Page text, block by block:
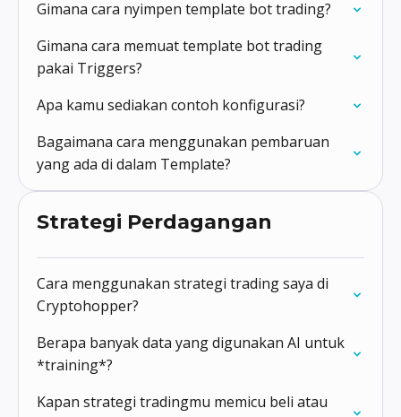
Gimana cara nyimpen template bot trading?
Gimana cara memuat template bot trading
pakai Triggers?
Apa kamu sediakan contoh konfigurasi?
Bagaimana cara menggunakan pembaruan
yang ada di dalam Template?
Strategi Perdagangan
Cara menggunakan strategi trading saya di
Cryptohopper?
Berapa banyak data yang digunakan AI untuk
*training*?
Kapan strategi tradingmu memicu beli atau